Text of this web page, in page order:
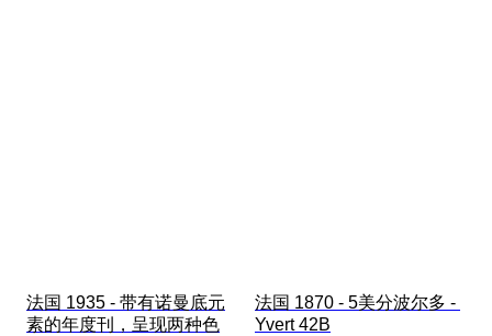
法国 1935 - 带有诺曼底元
素的年度刊，呈现两种色
法国 1870 - 5美分波尔多 -
Yvert 42B